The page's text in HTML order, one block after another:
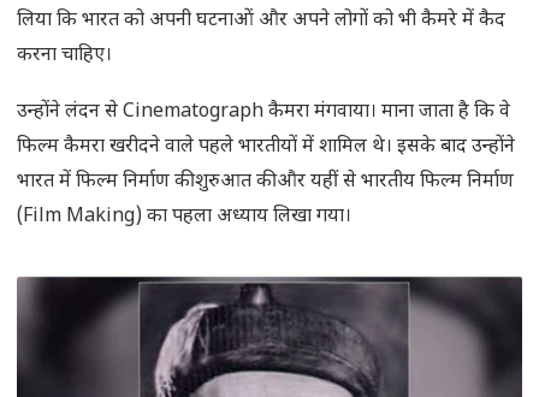
लिया कि भारत को अपनी घटनाओं और अपने लोगों को भी कैमरे में कैद
करना चाहिए।
उन्होंने लंदन से Cinematograph कैमरा मंगवाया। माना जाता है कि वे
फिल्म कैमरा खरीदने वाले पहले भारतीयों में शामिल थे। इसके बाद उन्होंने
भारत में फिल्म निर्माण की शुरुआत की और यहीं से भारतीय फिल्म निर्माण
(Film Making) का पहला अध्याय लिखा गया।